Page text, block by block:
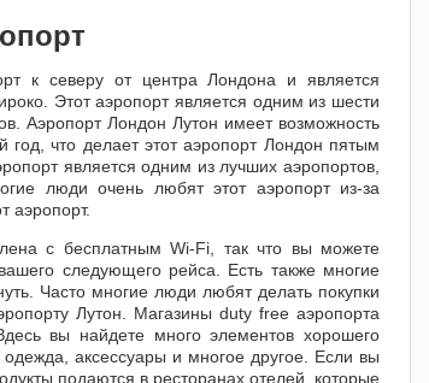
к северу от центра Лондона и является
Этот аэропорт является одним из шести
Аэропорт Лондон Лутон имеет возможность
что делает этот аэропорт Лондон пятым
является одним из лучших аэропортов,
люди очень любят этот аэропорт из-за
аэропорт.
с бесплатным Wi-Fi, так что вы можете
следующего рейса. Есть также многие
Часто многие люди любят делать покупки
Лутон. Магазины duty free аэропорта
вы найдете много элементов хорошего
аксессуары и многое другое. Если вы
подаются в ресторанах отелей, которые